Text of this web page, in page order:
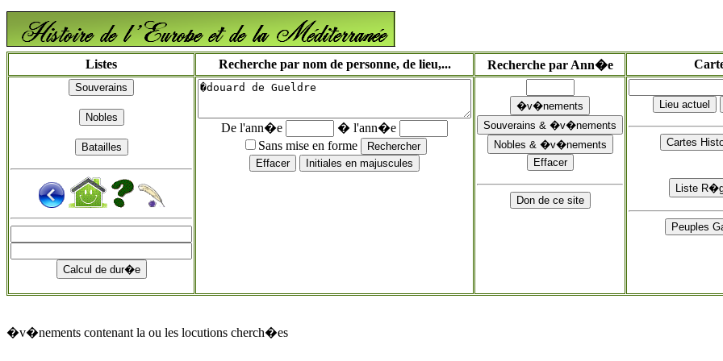
Listes Recherche par nom de personne, de lieu,... Recherche par Ann�e
De l'ann�e
� l'ann�e
Sans mise en forme
�v�nements contenant la ou les locutions cherch�es